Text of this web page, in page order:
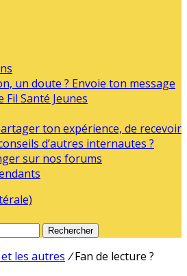
un doute ? Envoie ton message
Fil Santé Jeunes
ton expérience, de recevoir
d’autres internautes ?
sur nos forums
Rechercher
les autres / Fan de lecture ?